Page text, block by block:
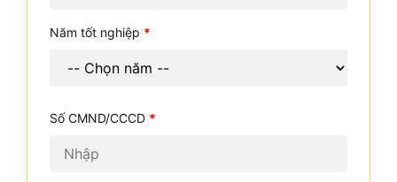
Năm tốt nghiệp *
Số CMND/CCCD *